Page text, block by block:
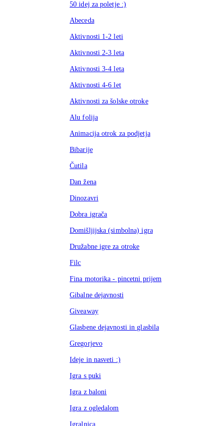
50 idej za poletje :)
Abeceda
Aktivnosti 1-2 leti
Aktivnosti 2-3 leta
Aktivnosti 3-4 leta
Aktivnosti 4-6 let
Aktivnosti za šolske otroke
Alu folija
Animacija otrok za podjetja
Bibarije
Čutila
Dan žena
Dinozavri
Dobra igrača
Domišljijska (simbolna) igra
Družabne igre za otroke
Filc
Fina motorika - pincetni prijem
Gibalne dejavnosti
Giveaway
Glasbene dejavnosti in glasbila
Gregorjevo
Ideje in nasveti :)
Igra s puki
Igra z baloni
Igra z ogledalom
Igralnica